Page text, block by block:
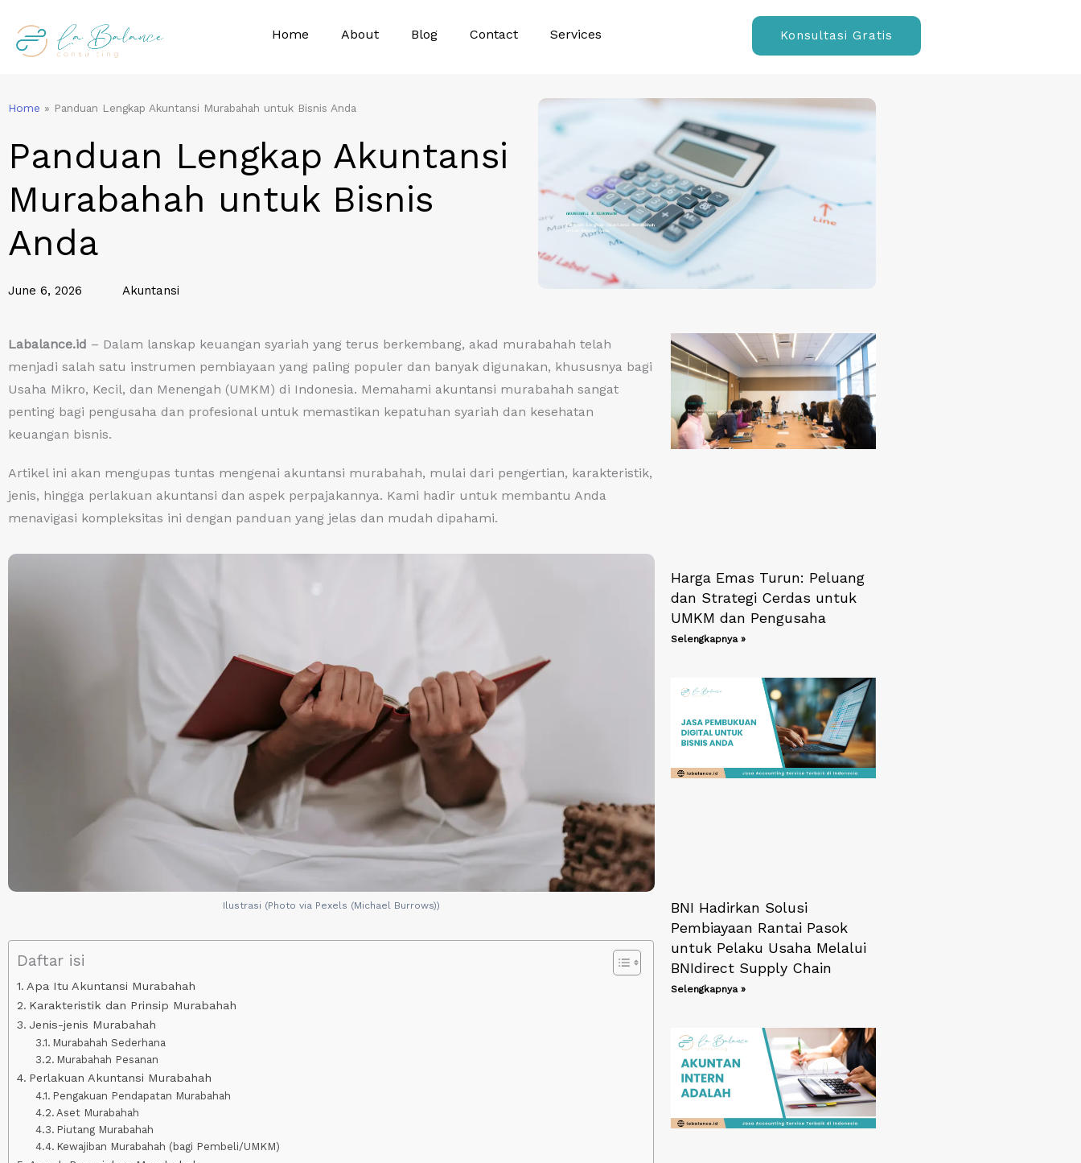
content
Home About Blog Contact Services Konsultasi Gratis
Home » Panduan Lengkap Akuntansi Murabahah untuk Bisnis Anda
Panduan Lengkap Akuntansi
Murabahah untuk Bisnis
Anda
June 6, 2026 Akuntansi
Labalance.id – Dalam lanskap keuangan syariah yang terus berkembang, akad murabahah telah
menjadi salah satu instrumen pembiayaan yang paling populer dan banyak digunakan, khususnya bagi
Usaha Mikro, Kecil, dan Menengah (UMKM) di Indonesia. Memahami akuntansi murabahah sangat
penting bagi pengusaha dan profesional untuk memastikan kepatuhan syariah dan kesehatan
keuangan bisnis.
Artikel ini akan mengupas tuntas mengenai akuntansi murabahah, mulai dari pengertian, karakteristik,
jenis, hingga perlakuan akuntansi dan aspek perpajakannya. Kami hadir untuk membantu Anda
menavigasi kompleksitas ini dengan panduan yang jelas dan mudah dipahami.
Ilustrasi (Photo via Pexels (Michael Burrows))
Daftar isi
Apa Itu Akuntansi Murabahah
Karakteristik dan Prinsip Murabahah
Jenis-jenis Murabahah
Murabahah Sederhana
Murabahah Pesanan
Perlakuan Akuntansi Murabahah
Pengakuan Pendapatan Murabahah
Aset Murabahah
Piutang Murabahah
Kewajiban Murabahah (bagi Pembeli/UMKM)
Harga Emas Turun: Peluang
dan Strategi Cerdas untuk
UMKM dan Pengusaha
Selengkapnya »
BNI Hadirkan Solusi
Pembiayaan Rantai Pasok
untuk Pelaku Usaha Melalui
BNIdirect Supply Chain
Selengkapnya »